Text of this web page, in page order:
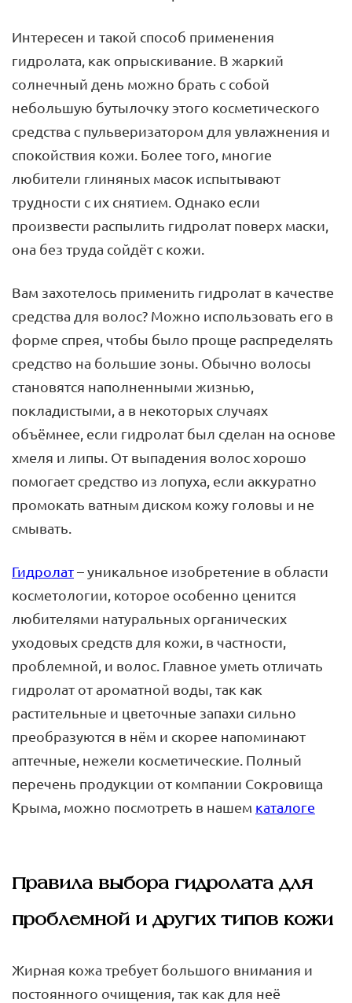
Интересен и такой способ применения
гидролата, как опрыскивание. В жаркий
солнечный день можно брать с собой
небольшую бутылочку этого косметического
средства с пульверизатором для увлажнения и
спокойствия кожи. Более того, многие
любители глиняных масок испытывают
трудности с их снятием. Однако если
произвести распылить гидролат поверх маски,
она без труда сойдёт с кожи.
Вам захотелось применить гидролат в качестве
средства для волос? Можно использовать его в
форме спрея, чтобы было проще распределять
средство на большие зоны. Обычно волосы
становятся наполненными жизнью,
покладистыми, а в некоторых случаях
объёмнее, если гидролат был сделан на основе
хмеля и липы. От выпадения волос хорошо
помогает средство из лопуха, если аккуратно
промокать ватным диском кожу головы и не
смывать.
Гидролат– уникальное изобретение в области
косметологии, которое особенно ценится
любителями натуральных органических
уходовых средств для кожи, в частности,
проблемной, и волос. Главное уметь отличать
гидролат от ароматной воды, так как
растительные и цветочные запахи сильно
преобразуются в нём и скорее напоминают
аптечные, нежели косметические. Полный
перечень продукции от компании Сокровища
Крыма, можно посмотреть в нашем каталоге
Правила выбора гидролата для
проблемной и других типов кожи
Жирная кожа требует большого внимания и
постоянного очищения, так как для неё